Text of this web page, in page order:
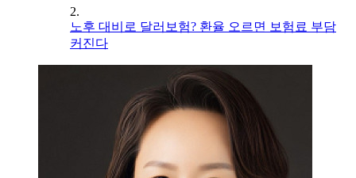
2.
노후 대비로 달러보험? 환율 오르면 보험료 부담
커진다